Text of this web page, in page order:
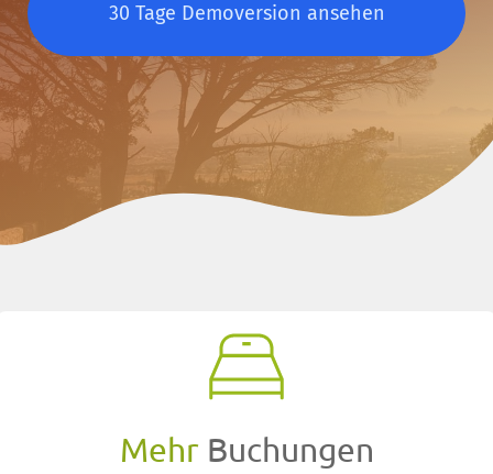
30 Tage Demoversion ansehen
MehrBuchungen